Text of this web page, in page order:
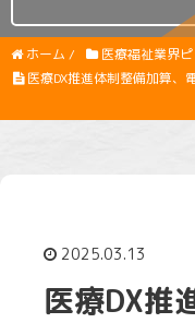
ホーム / 医療福祉業界
医療DX推進体制整備加算、
2025.03.13
医療DX推